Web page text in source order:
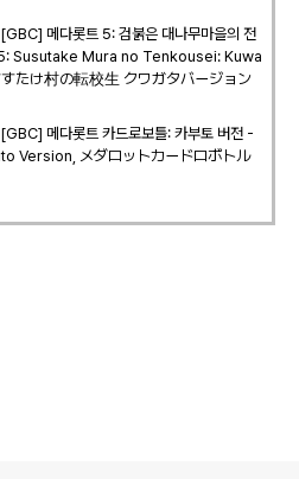
메다롯트 5: 검붉은 대나무마을의 전
Susutake Mura no Tenkousei: Kuwa
たけ村の転校生 クワガタバージョン
메다롯트 카드로보틀: 카부토 버전 -
Version, メダロットカードロボトル